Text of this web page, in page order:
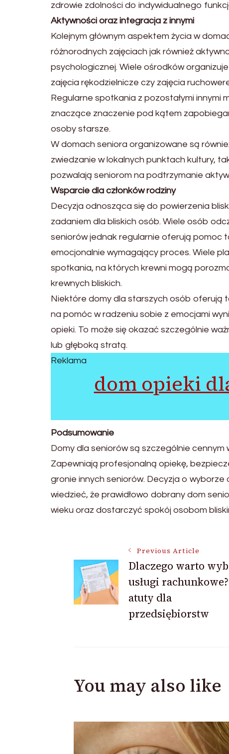
zdrowie zdolności do indywidualnego
Aktywności oraz integracja z innymi
Kolejnym głównym aspektem życia w
różnorodnych zajęciach jak również
psychologicznej. Wiele ośrodków
zajęcia rękodzielnicze czy zajęcia
Regularne spotkania z pozostałymi innymi
znaczące znaczenie pod kątem
osoby starsze.
W domach seniora organizowane są
zwiedzanie w lokalnych punktach kultury,
pozwalają seniorom na podtrzymanie
Wsparcie dla członków rodziny
Decyzja odnosząca się do powierzenia
zadaniem dla bliskich osób. Wiele osób
seniorów jednak regularnie oferują pomoc
emocjonalnie wymagający proces. Wiele
spotkania, na których krewni mogą
krewnych bliskich.
Niektóre domy dla starszych osób oferują
na pomóc w radzeniu sobie z emocjami
opieki. To może się okazać szczególnie
lub głęboką stratą.
Reklama
dom opieki
Podsumowanie
Domy dla seniorów są szczególnie
Zapewniają profesjonalną opiekę,
gronie innych seniorów. Decyzja o
wiedzieć, że prawidłowo dobrany dom
wieku oraz dostarczyć spokój osobom
Post
Navigation
Previous Article
Dlaczego warto
usługi rachunkowe?
atuty dla
przedsiębiorstw
You may also like